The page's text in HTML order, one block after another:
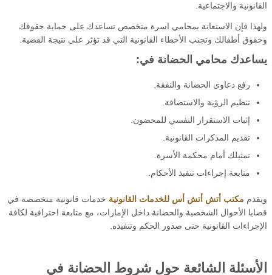
القانونية والاجتماعية.
ولهذا فإن الاستعانة بمحامي اسرة متخصص تساعدك على حماية حقوقك
وحقوق أطفالك وتجنب الأخطاء القانونية التي قد تؤثر على نتيجة القضية.
يساعدك محامي الحضانة في:
رفع دعاوى الحضانة والنفقة.
تنظيم الرؤية والاستضافة.
إثبات الاستقرار النفسي للمحضون.
تقديم المذكرات القانونية.
تمثيلك أمام محكمة الأسرة.
متابعة إجراءات تنفيذ الأحكام.
ويقدم مكتب أتش أتش أس للخدمات القانونية خدمات قانونية متخصصة في
قضايا الأحوال الشخصية والحضانة داخل الإمارات، مع متابعة احترافية لكافة
الإجراءات القانونية حتى صدور الحكم وتنفيذه.
الأسئلة الشائعة حول شروط الحضانة في